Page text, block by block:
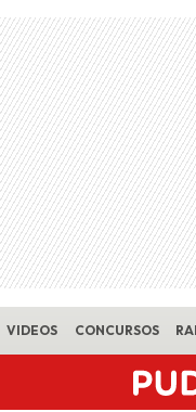
VIDEOS CONCURSOS